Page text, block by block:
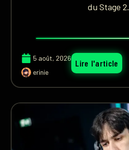
du Stage 2.
5 août, 2026
erinie
Lire l'article